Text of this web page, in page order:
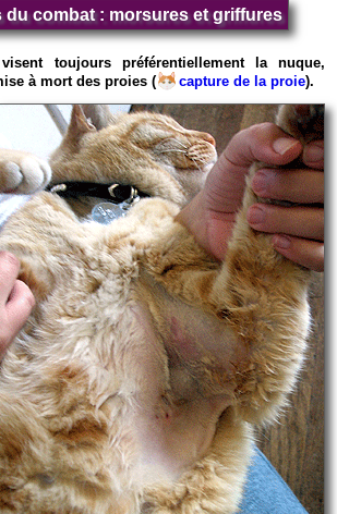
du combat : morsures et griffures
toujours préférentiellement la nuque,
à mort des proies (
capture de la proie).